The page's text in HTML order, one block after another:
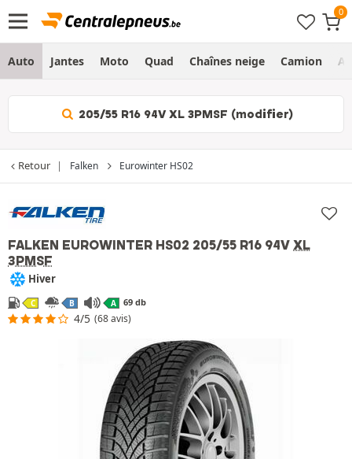
Auto Jantes Moto Quad Chaînes neige Camion
205/55 R16 94V XL 3PMSF (modifier)
Retour Falken Eurowinter HS02
FALKEN EUROWINTER HS02 205/55 R16 94V XL
3PMSF
Hiver
C B A 69 db
4/5 (68 avis)